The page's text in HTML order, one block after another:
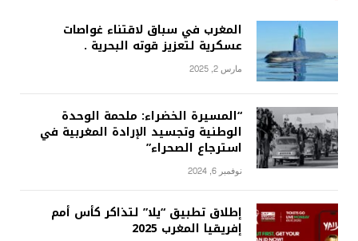
المغرب في سباق لاقتناء غواصات
عسكرية لتعزيز قوته البحرية .
مارس 2, 2025
“المسيرة الخضراء: ملحمة الوحدة
الوطنية وتجسيد الإرادة المغربية في
استرجاع الصحراء”
نوفمبر 6, 2024
إطلاق تطبيق “يلا” لتذاكر كأس أمم
إفريقيا المغرب 2025